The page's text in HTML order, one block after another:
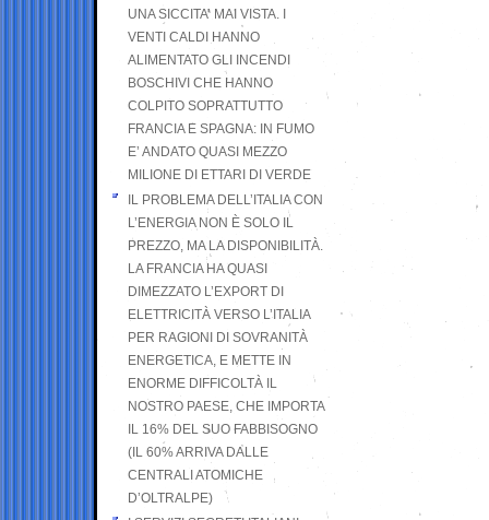
UNA SICCITA’ MAI VISTA. I
VENTI CALDI HANNO
ALIMENTATO GLI INCENDI
BOSCHIVI CHE HANNO
COLPITO SOPRATTUTTO
FRANCIA E SPAGNA: IN FUMO
E’ ANDATO QUASI MEZZO
MILIONE DI ETTARI DI VERDE
IL PROBLEMA DELL’ITALIA CON
L’ENERGIA NON È SOLO IL
PREZZO, MA LA DISPONIBILITÀ.
LA FRANCIA HA QUASI
DIMEZZATO L’EXPORT DI
ELETTRICITÀ VERSO L’ITALIA
PER RAGIONI DI SOVRANITÀ
ENERGETICA, E METTE IN
ENORME DIFFICOLTÀ IL
NOSTRO PAESE, CHE IMPORTA
IL 16% DEL SUO FABBISOGNO
(IL 60% ARRIVA DALLE
CENTRALI ATOMICHE
D’OLTRALPE)